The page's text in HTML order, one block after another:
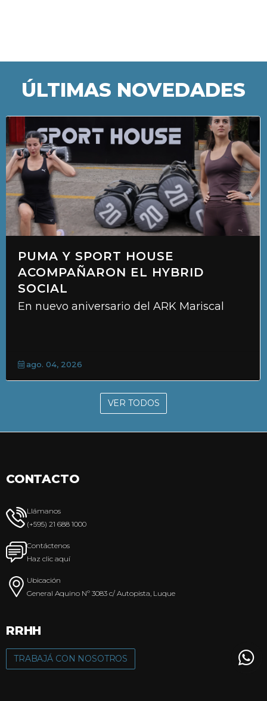
ÚLTIMAS NOVEDADES
PUMA Y SPORT HOUSE
ACOMPAÑARON EL HYBRID
SOCIAL
En nuevo aniversario del ARK Mariscal
ago. 04, 2026
VER TODOS
CONTACTO
Llámanos
(+595) 21 688 1000
Contáctenos
Haz clic aquí
Ubicación
General Aquino Nº 3083 c/ Autopista, Luque
RRHH
TRABAJÁ CON NOSOTROS